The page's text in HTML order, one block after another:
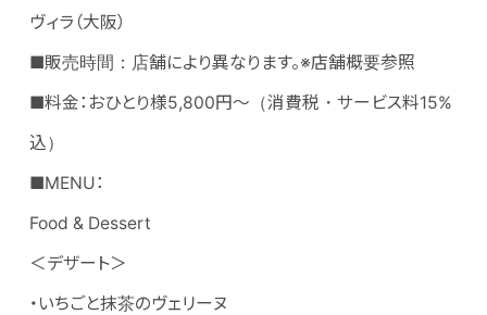
ヴィラ（大阪）
■販売時間：店舗により異なります。※店舗概要参照
■料金：おひとり様5,800円～（消費税・サービス料15%
込）
■MENU：
Food & Dessert
＜デザート＞
・いちごと抹茶のヴェリーヌ